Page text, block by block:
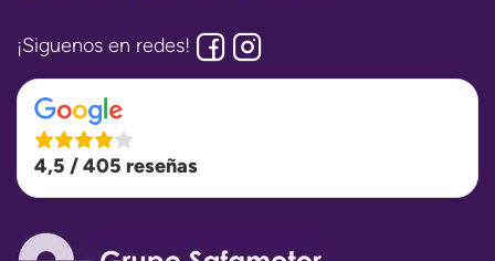
¡Siguenos en redes!
4,5 / 405 reseñas